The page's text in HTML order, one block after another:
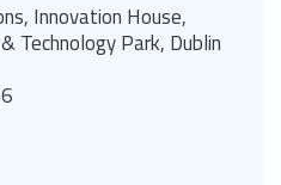
Innovation House,
Technology Park, Dublin